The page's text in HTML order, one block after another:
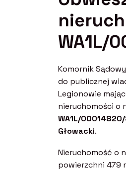
WA1L/
Komornik
do publicznej
Legionowie
nieruchomości o
WA1L/
Głowacki.
Nieruchomość o
powierzchni 479